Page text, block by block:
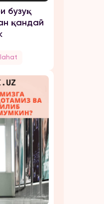
бузуқ
қандай